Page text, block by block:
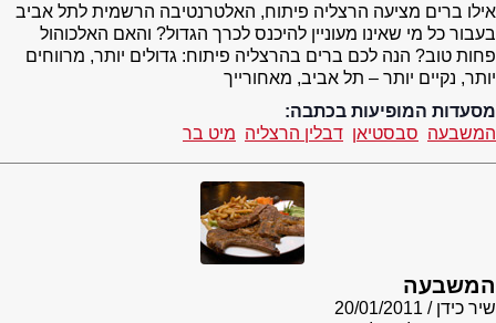
אילו ברים מציעה הרצליה פיתוח, האלטרנטיבה הרשמית לתל אביב
בעבור כל מי שאינו מעוניין להיכנס לכרך הגדול? והאם האלכוהול
פחות טוב? הנה לכם ברים בהרצליה פיתוח: גדולים יותר, מרווחים
יותר, נקיים יותר – תל אביב, מאחורייך
מסעדות המופיעות בכתבה:
המשבעה סבסטיאן דבלין הרצליה מיט בר
המשבעה
שיר כידן
20/01/2011